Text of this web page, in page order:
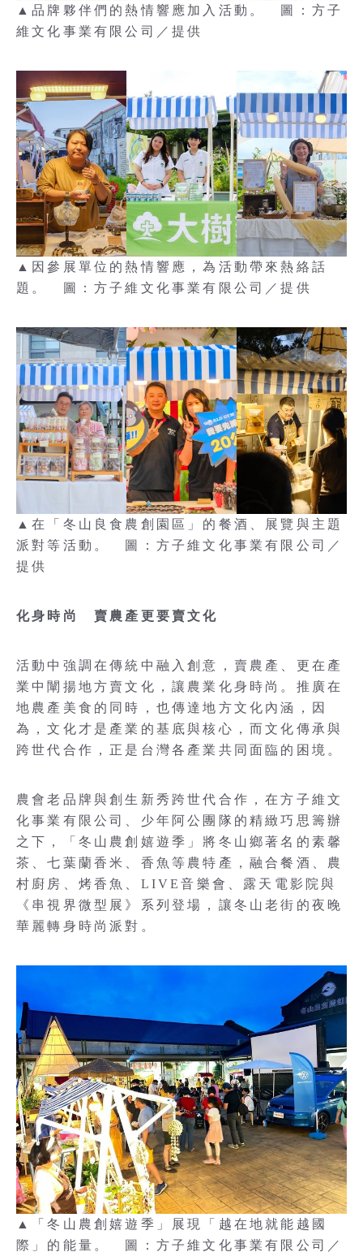
▲品牌夥伴們的熱情響應加入活動。 圖：方子
維文化事業有限公司／提供
▲因參展單位的熱情響應，為活動帶來熱絡話
題。 圖：方子維文化事業有限公司／提供
▲在「冬山良食農創園區」的餐酒、展覽與主題
派對等活動。 圖：方子維文化事業有限公司／
提供
化身時尚 賣農產更要賣文化
活動中強調在傳統中融入創意，賣農產、更在產
業中闡揚地方賣文化，讓農業化身時尚。推廣在
地農產美食的同時，也傳達地方文化內涵，因
為，文化才是產業的基底與核心，而文化傳承與
跨世代合作，正是台灣各產業共同面臨的困境。
農會老品牌與創生新秀跨世代合作，在方子維文
化事業有限公司、少年阿公團隊的精緻巧思籌辦
之下，「冬山農創嬉遊季」將冬山鄉著名的素馨
茶、七葉蘭香米、香魚等農特產，融合餐酒、農
村廚房、烤香魚、LIVE音樂會、露天電影院與
《串視界微型展》系列登場，讓冬山老街的夜晚
華麗轉身時尚派對。
▲「冬山農創嬉遊季」展現「越在地就能越國
際」的能量。 圖：方子維文化事業有限公司／